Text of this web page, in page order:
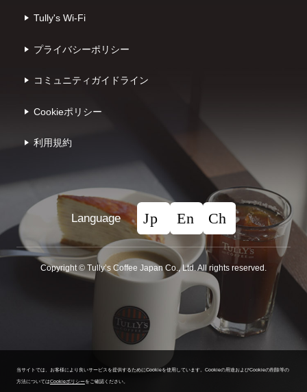
Tully's Wi-Fi
プライバシーポリシー
コミュニティガイドライン
Cookieポリシー
利⽤規約
Language
Copyright © Tullyʼs Coffee Japan Co., Ltd. All rights reserved.
当サイトでは、お客様により良いサービスを提供するためにCookieを使用しています。 Cookieの用途およびCookieの削除等の
方法についてはCookieポリシーをご確認ください。